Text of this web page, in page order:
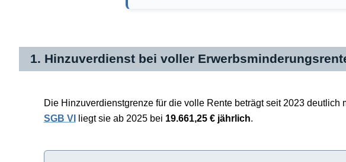
1. Hinzuverdienst bei voller
Die Hinzuverdienstgrenze für die volle Rente beträgt seit 2023 deutlich
SGB VI
liegt sie ab 2025 bei 19.661,25 € jährlich.